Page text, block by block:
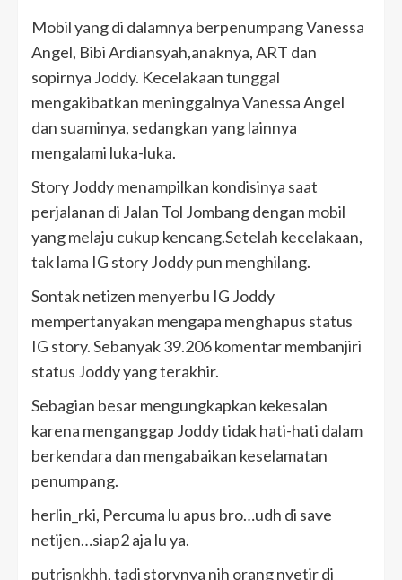
Mobil yang di dalamnya berpenumpang Vanessa
Angel, Bibi Ardiansyah,anaknya, ART dan
sopirnya Joddy. Kecelakaan tunggal
mengakibatkan meninggalnya Vanessa Angel
dan suaminya, sedangkan yang lainnya
mengalami luka-luka.
Story Joddy menampilkan kondisinya saat
perjalanan di Jalan Tol Jombang dengan mobil
yang melaju cukup kencang.Setelah kecelakaan,
tak lama IG story Joddy pun menghilang.
Sontak netizen menyerbu IG Joddy
mempertanyakan mengapa menghapus status
IG story. Sebanyak 39.206 komentar membanjiri
status Joddy yang terakhir.
Sebagian besar mengungkapkan kekesalan
karena menganggap Joddy tidak hati-hati dalam
berkendara dan mengabaikan keselamatan
penumpang.
herlin_rki, Percuma lu apus bro…udh di save
netijen…siap2 aja lu ya.
putrisnkhh, tadi storynya nih orang nyetir di